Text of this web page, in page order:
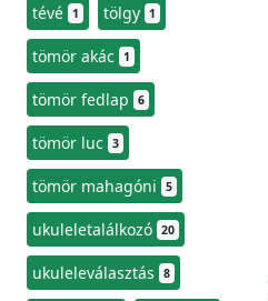
tévé 1 tölgy 1
tömör akác 1
tömör fedlap 6
tömör luc 3
tömör mahagóni 5
ukuleletalálkozó 20
ukuleleválasztás 8